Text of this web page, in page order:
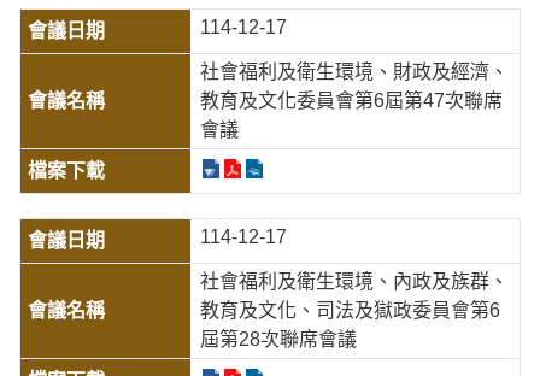
114-12-17
社會福利及衛生環境、財政及經濟、
教育及文化委員會第6屆第47次聯席
會議
114-12-17
社會福利及衛生環境、內政及族群、
教育及文化、司法及獄政委員會第6
屆第28次聯席會議